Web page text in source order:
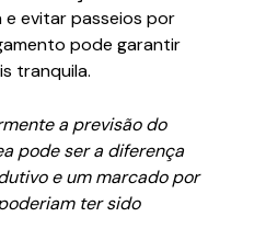
e evitar passeios por
pode garantir
tranquila.
a previsão do
pode ser a diferença
e um marcado por
ter sido